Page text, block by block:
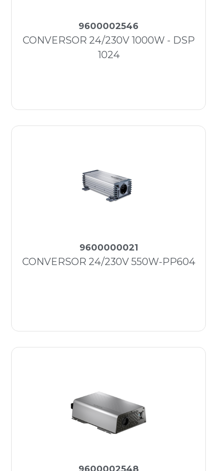
9600002546
CONVERSOR 24/230V 1000W - DSP
1024
9600000021
CONVERSOR 24/230V 550W-PP604
9600002548